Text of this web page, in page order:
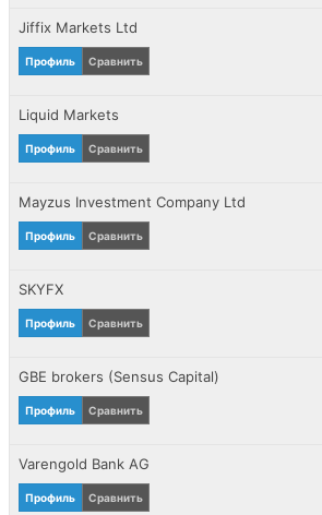
Jiffix Markets Ltd
Профиль Сравнить
Liquid Markets
Профиль Сравнить
Mayzus Investment Company Ltd
Профиль Сравнить
SKYFX
Профиль Сравнить
GBE brokers (Sensus Capital)
Профиль Сравнить
Varengold Bank AG
Профиль Сравнить